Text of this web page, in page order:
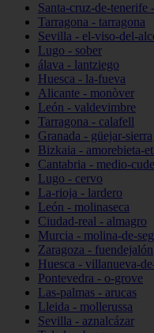
Santa-cruz-de-tenerife
Tarragona - tarragona
Sevilla - el-viso-del-
Lugo - sober
álava - lantziego
Huesca - la-fueva
Alicante - monòver
León - valdevimbre
Tarragona - calafell
Granada - güejar-sierra
Bizkaia - amorebieta-
Cantabria - medio-
Lugo - cervo
La-rioja - lardero
León - molinaseca
Ciudad-real - almagro
Murcia - molina-de-
Zaragoza - fuendejalón
Huesca - villanueva-
Pontevedra - o-grove
Las-palmas - arucas
Lleida - mollerussa
Sevilla - aznalcázar